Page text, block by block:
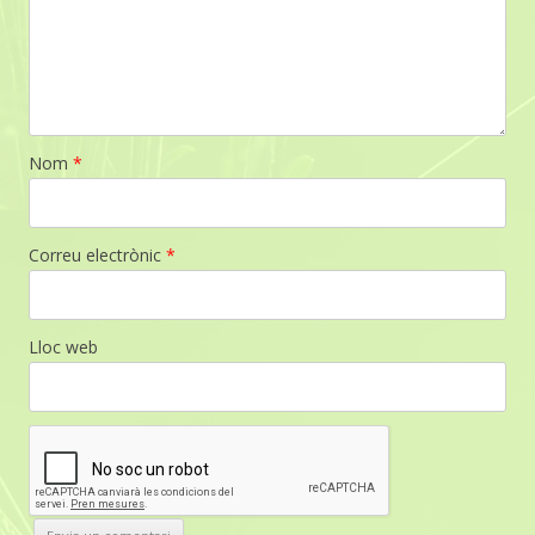
Nom *
Correu electrònic *
Lloc web